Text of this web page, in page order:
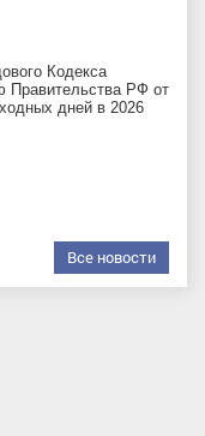
Кодекса
Правительства РФ от
дней в 2026
Все новости